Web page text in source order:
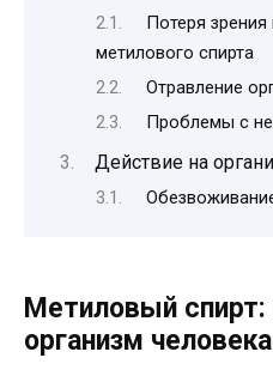
Потеря
метилового спирта
Отравление
Проблемы с
Действие на
Метиловый спирт:
организм